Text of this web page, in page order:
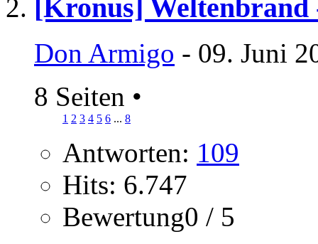
[Kronus]
Don Armigo - 09. Juni
8 Seiten •
1 2 3 4 5 6 ... 8
Antworten: 109
Hits: 6.747
Bewertung0 / 5